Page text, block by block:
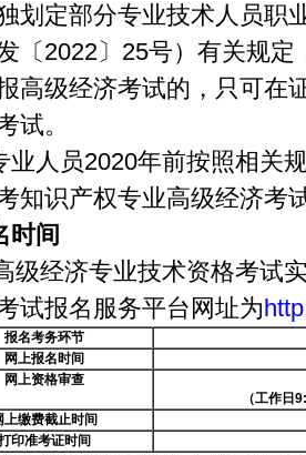
划定部分专业技术人员职
〔2022〕25号）有关规
高级经济考试的，只可在
试。
业人员2020年前按照相关
知识产权专业高级经济考
间
级经济专业技术资格考试
试报名服务平台网址为
报名考务环节
网上报名时间
网上资格审查
（工作
上缴费截止时间
印准考证时间